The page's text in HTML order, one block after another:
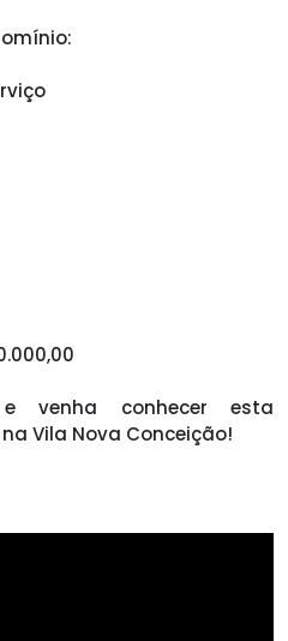
venha conhecer esta
Vila Nova Conceição!